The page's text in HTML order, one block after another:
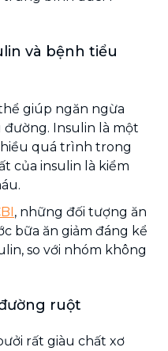
và bệnh tiểu
giúp ngăn ngừa
đường. Insulin là một
quá trình trong
của insulin là kiểm
, những đối tượng ăn
bữa ăn giảm đáng kể
so với nhóm không
ruột
rất giàu chất xơ